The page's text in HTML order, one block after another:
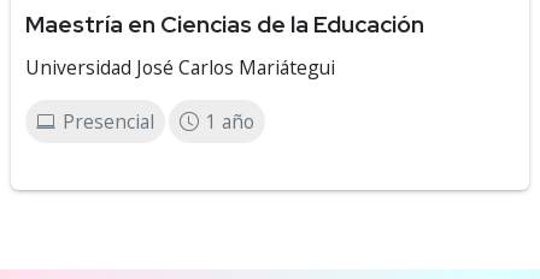
Maestría en Ciencias de la Educación
Universidad José Carlos Mariátegui
Presencial 1 año